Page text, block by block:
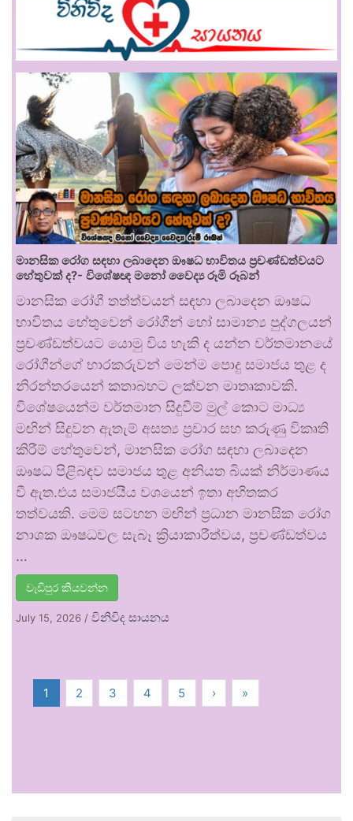
මානසික රෝග සඳහා ලබාදෙන ඖෂධ භාවිතය ප්‍රචණ්ඩත්වයට
හේතුවක් ද?- විශේෂඥ මනෝ වෛද්‍ය රූමි රූබන්
මානසික රෝගී තත්ත්වයන් සඳහා ලබාදෙන ඖෂධ
භාවිතය හේතුවෙන් රෝගීන් හෝ සාමාන්‍ය පුද්ගලයන්
ප්‍රචණ්ඩත්වයට යොමු විය හැකි ද යන්න වර්තමානයේ
රෝගීන්ගේ භාරකරුවන් මෙන්ම පොදු සමාජය තුළ ද
නිරන්තරයෙන් කතාබහට ලක්වන මාතෘකාවකි.
විශේෂයෙන්ම වර්තමාන සිදුවීම් මුල් කොට මාධ්‍ය
මඟින් සිදුවන ඇතැම් අසත්‍ය ප්‍රචාර සහ කරුණු විකෘති
කිරීම් හේතුවෙන්, මානසික රෝග සඳහා ලබාදෙන
ඖෂධ පිළිබඳව සමාජය තුළ අනියත බියක් නිර්මාණය
වී ඇත.එය සමාජයීය වශයෙන් ඉතා අහිතකර
තත්වයකි. මෙම සටහන මඟින් ප්‍රධාන මානසික රෝග
නාශක ඖෂධවල සැබෑ ක්‍රියාකාරීත්වය, ප්‍රචණ්ඩත්වය
…
වැඩිපුර කියවන්න
July 15, 2026 / විනිවිද සායනය
1 2 3 4 5 › »